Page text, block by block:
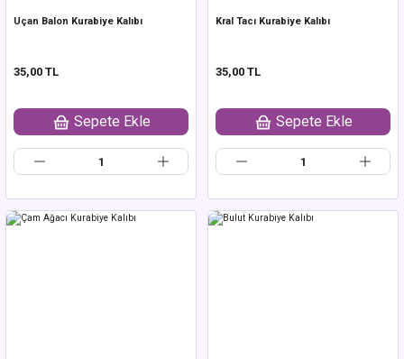
Uçan Balon Kurabiye Kalıbı
35,00 TL
Sepete Ekle
Kral Tacı Kurabiye Kalıbı
35,00 TL
Sepete Ekle